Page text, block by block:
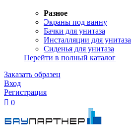
Разное
Экраны под ванну
Бачки для унитаза
Инсталляции для унитаза
Сиденья для унитаза
Перейти в полный каталог
Заказать образец
Вход
Регистрация
 0